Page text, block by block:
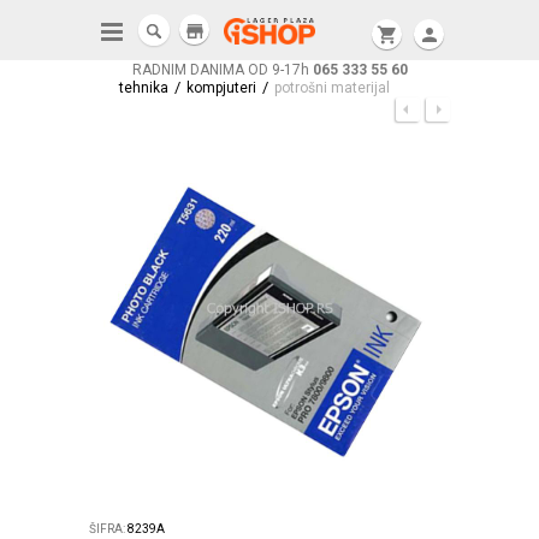
RADNIM DANIMA OD 9-17h 065 333 55 60
shopping_cart person
store
tehnika / kompjuteri / potrošni materijal
ŠIFRA:8239A